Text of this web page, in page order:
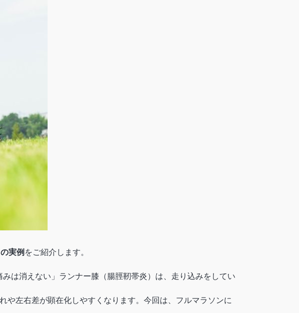
実例 をご紹介します。
は消えない」ランナー膝（腸脛靭帯炎）は、走り込みをしてい
や左右差が顕在化しやすくなります。今回は、フルマラソンに